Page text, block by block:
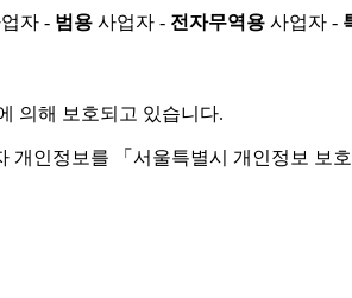
자 - 범용 사업자 - 전자무역용 사업자 -
의해 보호되고 있습니다.
인정보를 「서울특별시 개인정보 보